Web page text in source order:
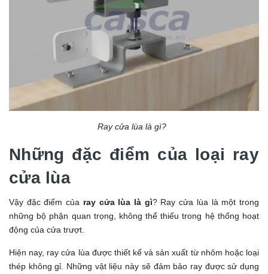
Ray cửa lùa là gì?
Những đặc điểm của loại ray
cửa lùa
Vậy đặc điểm của ray cửa lùa là gì? Ray cửa lùa là một trong
những bộ phận quan trọng, không thể thiếu trong hệ thống hoạt
động của cửa trượt.
Hiện nay, ray cửa lùa được thiết kế và sản xuất từ nhôm hoặc loại
thép không gỉ. Những vật liệu này sẽ đảm bảo ray được sử dụng